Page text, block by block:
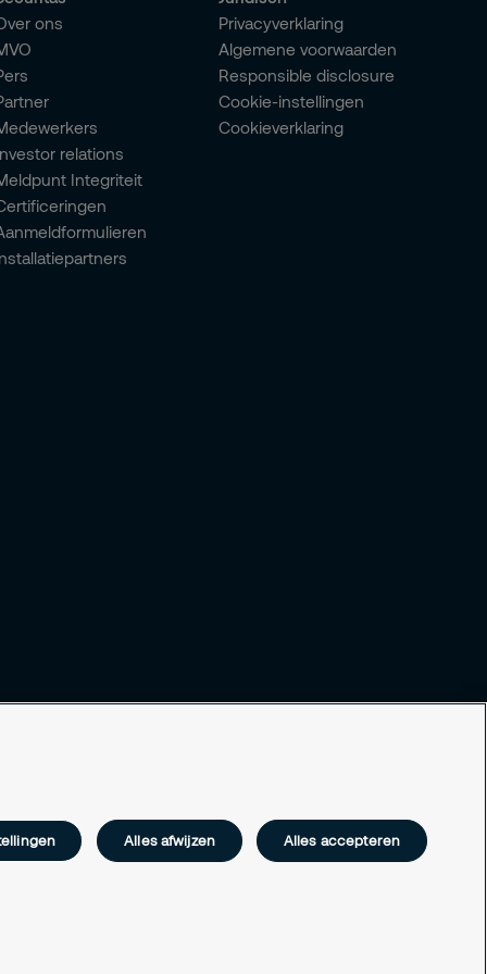
ons
relations
Integriteit
Privacyverklaring
Algemene voorwaarden
Responsible disclosure
Cookie-instellingen
Cookieverklaring
Alles afwijzen Alles accepteren